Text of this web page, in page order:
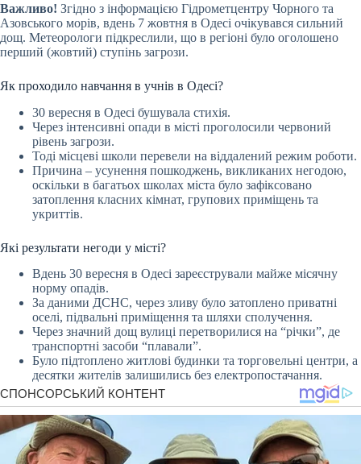
Важливо! Згідно з інформацією Гідрометцентру Чорного та
Азовського морів, вдень 7 жовтня в Одесі очікувався сильний
дощ. Метеорологи підкреслили, що в регіоні було оголошено
перший (жовтий) ступінь загрози.
Як проходило навчання в учнів в Одесі?
30 вересня в Одесі бушувала стихія.
Через інтенсивні опади в місті проголосили червоний
рівень загрози.
Тоді місцеві школи перевели на віддалений режим роботи.
Причина – усунення пошкоджень, викликаних негодою,
оскільки в багатьох школах міста було зафіксовано
затоплення класних кімнат, групових приміщень та
укриттів.
Які результати негоди у місті?
Вдень 30 вересня в Одесі зареєстрували майже місячну
норму опадів.
За даними ДСНС, через зливу було затоплено приватні
оселі, підвальні приміщення та шляхи сполучення.
Через значний дощ вулиці перетворилися на “річки”, де
транспортні засоби “плавали”.
Було підтоплено житлові будинки та торговельні центри, а
десятки жителів залишились без електропостачання.